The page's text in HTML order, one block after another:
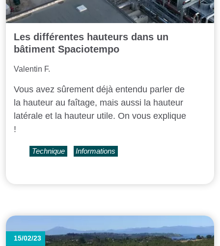
Les différentes hauteurs dans un
bâtiment Spaciotempo
Valentin F.
Vous avez sûrement déjà entendu parler de
la hauteur au faîtage, mais aussi la hauteur
latérale et la hauteur utile. On vous explique
!
Technique Informations
15/02/23